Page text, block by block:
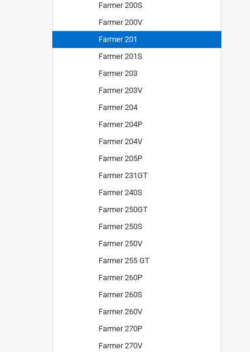
Farmer 200S
Farmer 200V
Farmer 201
Farmer 201S
Farmer 203
Farmer 203V
Farmer 204
Farmer 204P
Farmer 204V
Farmer 205P
Farmer 231GT
Farmer 240S
Farmer 250GT
Farmer 250S
Farmer 250V
Farmer 255 GT
Farmer 260P
Farmer 260S
Farmer 260V
Farmer 270P
Farmer 270V